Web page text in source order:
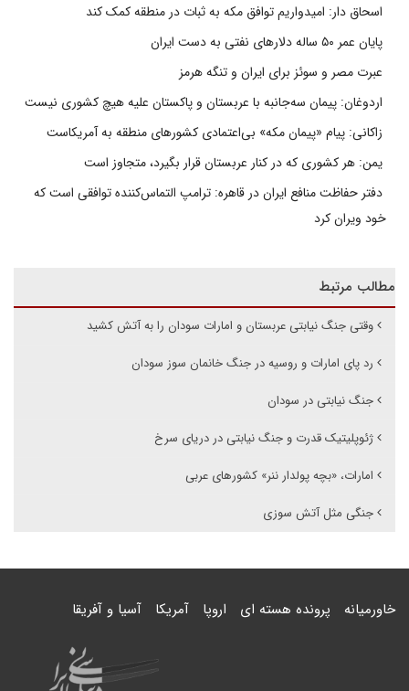
اسحاق دار: امیدواریم توافق مکه به ثبات در منطقه کمک کند
پایان عمر ۵۰ ساله دلارهای نفتی به دست ایران
عبرت مصر و سوئز برای ایران و تنگه هرمز
اردوغان: پیمان سه‌جانبه با عربستان و پاکستان علیه هیچ کشوری نیست
زاکانی: پیام «پیمان مکه» بی‌اعتمادی کشورهای منطقه به آمریکاست
یمن: هر کشوری که در کنار عربستان قرار بگیرد، متجاوز است
دفتر حفاظت منافع ایران در قاهره: ترامپ التماس‌کننده توافقی است که
خود ویران کرد
مطالب مرتبط
وقتی جنگ نیابتی عربستان و امارات سودان را به آتش کشید
رد پای امارات و روسیه در جنگ خانمان سوز سودان
جنگ نیابتی در سودان
ژئوپلیتیک قدرت و جنگ نیابتی در دریای سرخ
امارات، «بچه پولدار ننر» کشورهای عربی
جنگی مثل آتش سوزی
خاورمیانه پرونده هسته ای اروپا آمریکا آسیا و آفریقا